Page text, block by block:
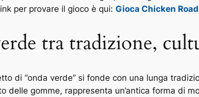
per provare il gioco è qui: Gioca Chicken
tra tradizione,
di “onda verde” si fonde con una lunga
delle gomme, rappresenta un’antica forma di